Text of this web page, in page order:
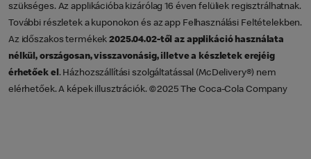
szükséges. Az applikációba kizárólag 16 éven felüliek regisztrálhatnak.
További részletek a kuponokon és az app Felhasználási Feltételekben.
Az időszakos termékek2025.04.02-től az applikáció használata
nélkül, országosan, visszavonásig, illetve a készletek erejéig
érhetőek el . Házhozszállítási szolgáltatással (McDelivery®) nem
elérhetőek. A képek illusztrációk. ©2025 The Coca-Cola Company